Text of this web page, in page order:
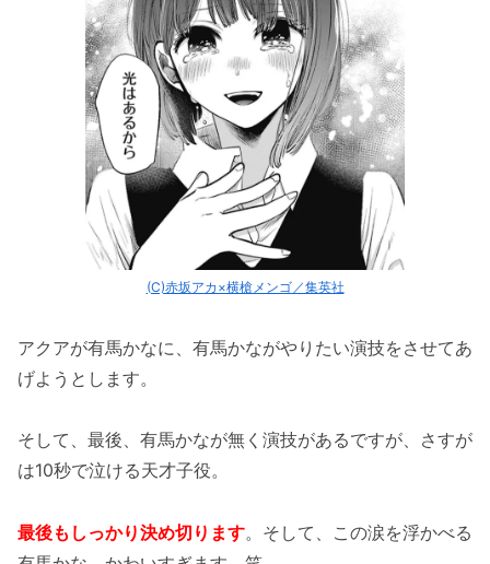
(C)赤坂アカ×横槍メンゴ／集英社
アクアが有馬かなに、有馬かながやりたい演技をさせてあ
げようとします。
そして、最後、有馬かなが無く演技があるですが、さすが
は10秒で泣ける天才子役。
最後もしっかり決め切ります。そして、この涙を浮かべる